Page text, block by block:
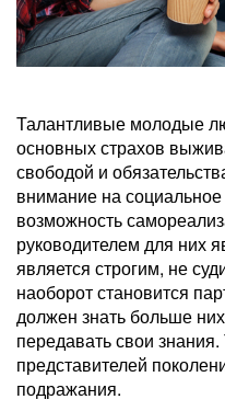
Талантливые молодые
основных страхов
свободой и
внимание на
возможность
руководителем для них
является строгим, не
наоборот становится
должен знать больше
передавать свои
представителей
подражания.